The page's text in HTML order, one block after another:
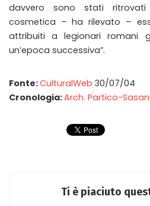
davvero sono stati
cosmetica – ha rilevato –
attribuiti a legionari romani
un’epoca successiva”.
Fonte:CulturalWeb 30/07/04
Cronologia:Arch. Partico-
Ti è piaciuto